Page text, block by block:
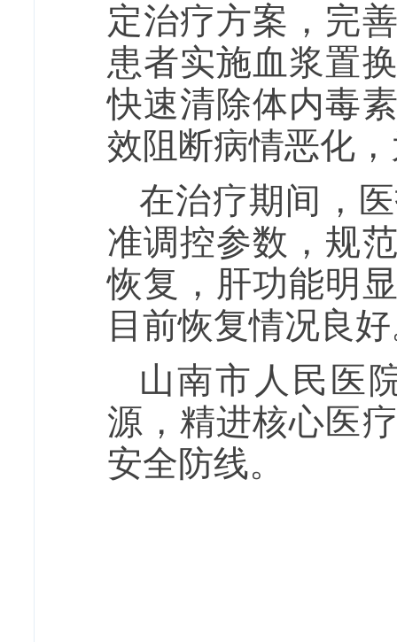
定治疗方案，完
患者实施血浆置
快速清除体内毒
效阻断病情恶化
在治疗期间，
准调控参数，规
恢复，肝功能明
目前恢复情况良
山南市人民医
源，精进核心医
安全防线。